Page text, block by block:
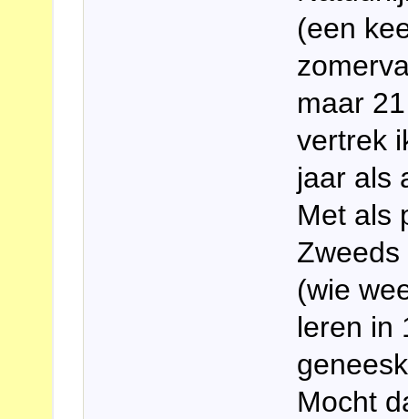
(een
maar
vertrek
jaar als
Met als
(wie
leren in
Mocht